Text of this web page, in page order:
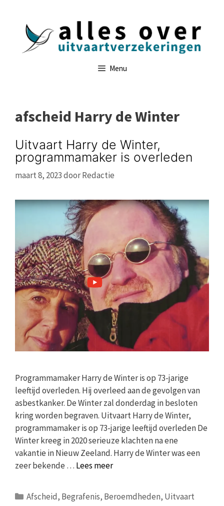
Menu
afscheid Harry de Winter
Uitvaart Harry de Winter,
programmamaker is overleden
maart 8, 2023doorRedactie
Programmamaker Harry de Winter is op 73-jarige
leeftijd overleden. Hij overleed aan de gevolgen van
asbestkanker. De Winter zal donderdag in besloten
kring worden begraven. Uitvaart Harry de Winter,
programmamaker is op 73-jarige leeftijd overleden De
Winter kreeg in 2020 serieuze klachten na ene
vakantie in Nieuw Zeeland. Harry de Winter was een
zeer bekende … Lees meer
Categorieën
Afscheid, Begrafenis, Beroemdheden, Uitvaart